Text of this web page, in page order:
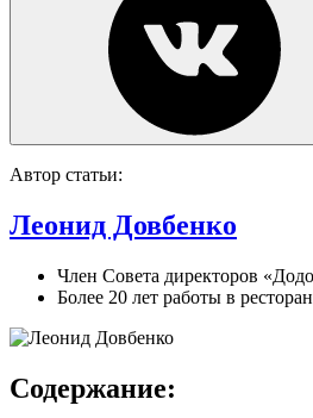
Автор статьи:
Леонид Довбенко
Член Совета директоров
Более 20 лет работы в
Содержание: